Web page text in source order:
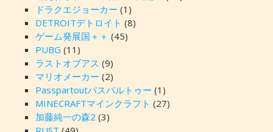
ドラクエジョーカー (1)
DETROITデトロイト (8)
ゲーム発展国＋＋ (45)
PUBG (11)
ラストオブアス (9)
マリオメーカー (2)
Passpartoutパスパルトゥー (1)
MINECRAFTマインクラフト (27)
加藤純一の森2 (3)